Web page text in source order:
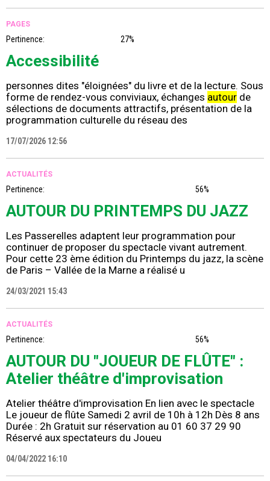
PAGES
Pertinence: 27%
Accessibilité
personnes dites "éloignées" du livre et de la lecture. Sous
forme de rendez-vous conviviaux, échanges autour de
sélections de documents attractifs, présentation de la
programmation culturelle du réseau des
17/07/2026 12:56
ACTUALITÉS
Pertinence: 56%
AUTOUR DU PRINTEMPS DU JAZZ
Les Passerelles adaptent leur programmation pour
continuer de proposer du spectacle vivant autrement.
Pour cette 23 ème édition du Printemps du jazz, la scène
de Paris – Vallée de la Marne a réalisé u
24/03/2021 15:43
ACTUALITÉS
Pertinence: 56%
AUTOUR DU "JOUEUR DE FLÛTE" :
Atelier théâtre d'improvisation
Atelier théâtre d'improvisation En lien avec le spectacle
Le joueur de flûte Samedi 2 avril de 10h à 12h Dès 8 ans
Durée : 2h Gratuit sur réservation au 01 60 37 29 90
Réservé aux spectateurs du Joueu
04/04/2022 16:10